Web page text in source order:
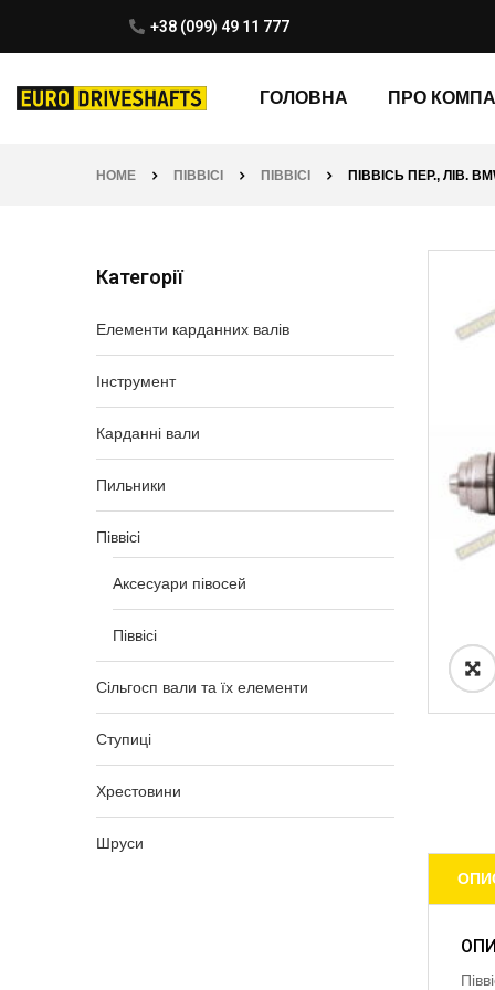
+38 (099) 49 11 777
ГОЛОВНА ПРО
HOME ПІВВІСІ ПІВВІСІ ПІВВІСЬ ПЕР., ЛІВ.
Категорії
Елементи карданних валів
Інструмент
Карданні вали
Пильники
Піввісі
Аксесуари півосей
Піввісі
Сільгосп вали та їх елементи
Ступиці
Хрестовини
Шруси